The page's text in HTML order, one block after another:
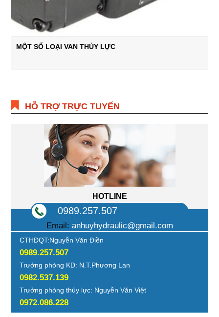
MỘT SỐ LOẠI VAN THỦY LỰC
HỖ TRỢ TRỰC TUYẾN
HOTLINE
0989.257.507
Email: anhuyhydraulic@gmail.com
CTHĐQT:Nguyễn Văn Điền
0989.257.507
Trưởng phòng KD: N.T.Phương Lan
0982.537.139
Trưởng phòng thủy lực: Nguyễn Văn Việt
0972.086.228